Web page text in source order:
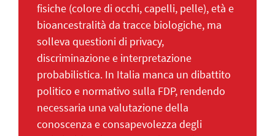
fisiche (colore di occhi, capelli, pelle), età e
bioancestralità da tracce biologiche, ma
solleva questioni di privacy,
discriminazione e interpretazione
probabilistica. In Italia manca un dibattito
politico e normativo sulla FDP, rendendo
necessaria una valutazione della
conoscenza e consapevolezza degli